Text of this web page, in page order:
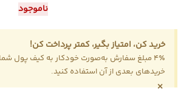
ناموجود
خرید کن، امتیاز بگیر، کمتر پرداخت کن!
4٪ مبلغ سفارش به‌صورت خودکار به کیف پول
خریدهای بعدی از آن استفاده کنید.
×